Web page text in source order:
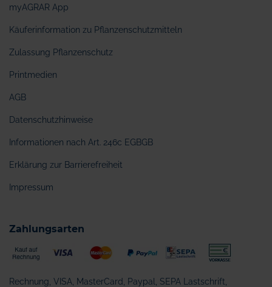
myAGRAR App
Käuferinformation zu Pflanzenschutzmitteln
Zulassung Pflanzenschutz
Printmedien
AGB
Datenschutzhinweise
Informationen nach Art. 246c EGBGB
Erklärung zur Barrierefreiheit
Impressum
Zahlungsarten
Rechnung, VISA, MasterCard, Paypal, SEPA Lastschrift,